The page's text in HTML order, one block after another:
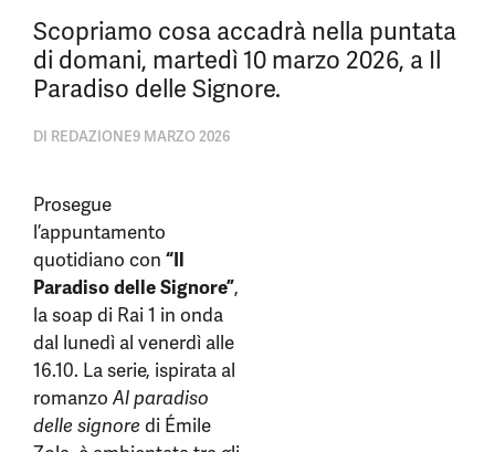
Scopriamo cosa accadrà nella puntata
di domani, martedì 10 marzo 2026, a Il
Paradiso delle Signore.
DI REDAZIONE9 MARZO 2026
Prosegue
l’appuntamento
quotidiano con “Il
Paradiso delle Signore”,
la soap di Rai 1 in onda
dal lunedì al venerdì alle
16.10. La serie, ispirata al
romanzo Al paradiso
delle signore di Émile